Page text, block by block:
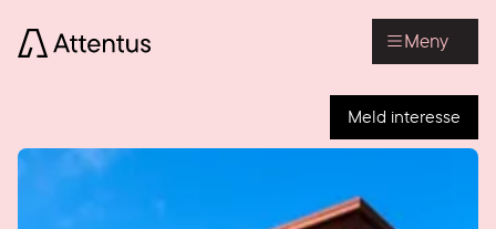
Meny
Meld interesse